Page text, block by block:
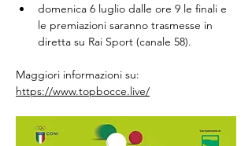
domenica 6 luglio dalle ore 9 le finali e
le premiazioni saranno trasmesse in
diretta su Rai Sport (canale 58).
Maggiori informazioni su:
https://www.topbocce.live/